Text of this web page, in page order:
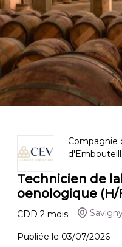
Compagnie
Technicien de
oenologique (H/
CDD 2 mois
Publiée le 03/07/2026